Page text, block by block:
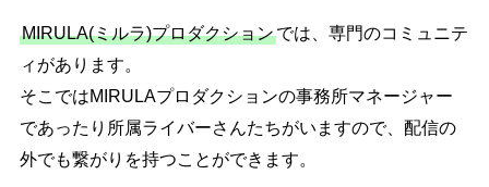
MIRULA(ミルラ)プロダクションでは、専門のコミュニテ
ィがあります。
そこではMIRULAプロダクションの事務所マネージャー
であったり所属ライバーさんたちがいますので、配信の
外でも繋がりを持つことができます。